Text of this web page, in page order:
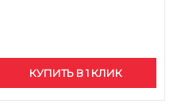
КУПИТЬ В 1 КЛИК